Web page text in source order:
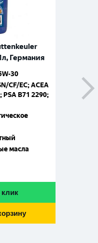
Германия
30
CF/EC; ACEA
PSA B71 2290;
масла
клик
C2,